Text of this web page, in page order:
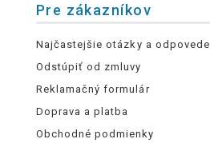
Pre zákazníkov
Najčastejšie otázky a odpovede
Odstúpiť od zmluvy
Reklamačný formulár
Doprava a platba
Obchodné podmienky